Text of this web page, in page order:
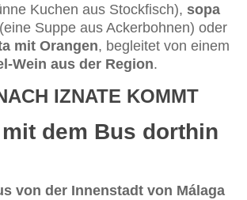
Kuchen aus Stockfisch), sopa
(eine Suppe aus Ackerbohnen) oder
mit Orangen, begleitet von einem
Wein aus der Region.
IZNATE KOMMT
dem Bus dorthin
von der Innenstadt von Málaga